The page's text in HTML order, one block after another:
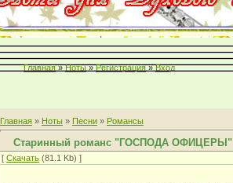
Главная » Ноты » Регистрация » Вход
Главная » Ноты » Песни » Романсы
Старинный романс "ГОСПОДА ОФИЦЕРЫ"
[ Скачать (81.1 Kb) ]